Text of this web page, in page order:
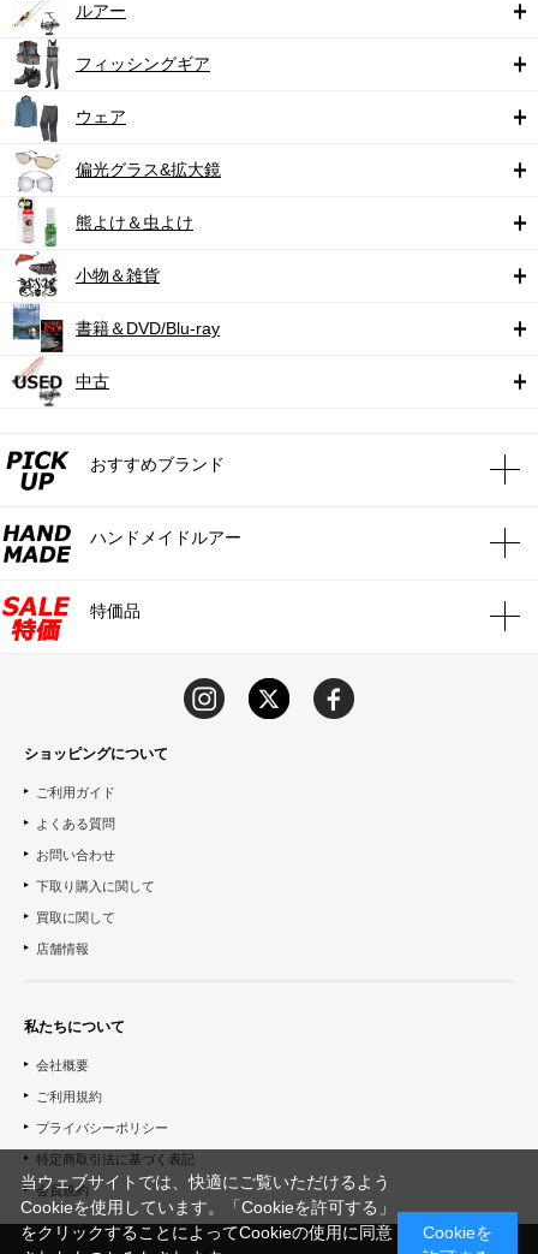
ルアー
フィッシングギア
ウェア
偏光グラス&拡大鏡
熊よけ＆虫よけ
小物＆雑貨
書籍＆DVD/Blu-ray
中古
おすすめブランド
ハンドメイドルアー
特価品
ショッピングについて
ご利用ガイド
よくある質問
お問い合わせ
下取り購入に関して
買取に関して
店舗情報
私たちについて
会社概要
ご利用規約
プライバシーポリシー
特定商取引法に基づく表記
会員規約
当ウェブサイトでは、快適にご覧いただけるよう
Cookieを使用しています。「Cookieを許可する」
をクリックすることによってCookieの使用に同意
Cookieを